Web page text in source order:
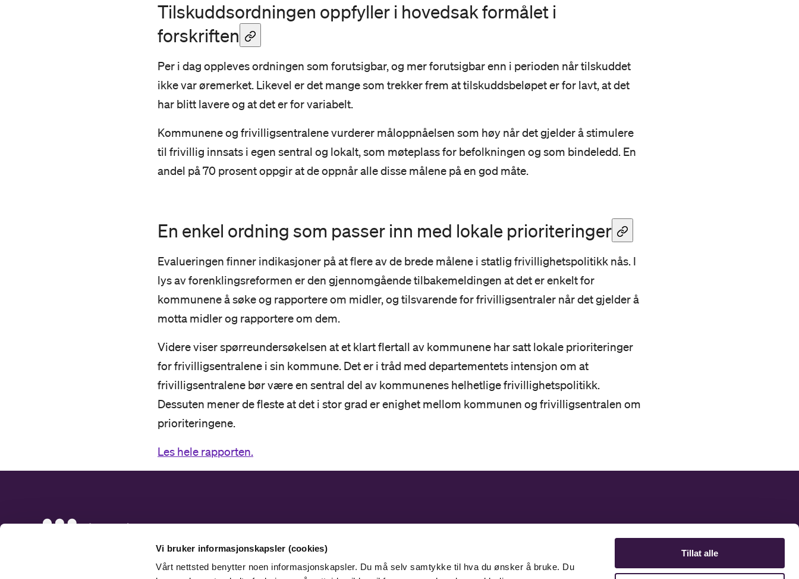
Vi bruker informasjonskapsler (cookies)
Vårt nettsted benytter noen informasjonskapsler. Du må selv samtykke til hva du ønsker å bruke. Du
Tillat alle
Tilskuddsordningen oppfyller i hovedsak formålet i
forskriften
Per i dag oppleves ordningen som forutsigbar, og mer forutsigbar enn i perioden når tilskuddet
ikke var øremerket. Likevel er det mange som trekker frem at tilskuddsbeløpet er for lavt, at det
har blitt lavere og at det er for variabelt.
Kommunene og frivilligsentralene vurderer måloppnåelsen som høy når det gjelder å stimulere
til frivillig innsats i egen sentral og lokalt, som møteplass for befolkningen og som bindeledd. En
andel på 70 prosent oppgir at de oppnår alle disse målene på en god måte.
En enkel ordning som passer inn med lokale prioriteringer
Evalueringen finner indikasjoner på at flere av de brede målene i statlig frivillighetspolitikk nås. I
lys av forenklingsreformen er den gjennomgående tilbakemeldingen at det er enkelt for
kommunene å søke og rapportere om midler, og tilsvarende for frivilligsentraler når det gjelder å
motta midler og rapportere om dem.
Videre viser spørreundersøkelsen at et klart flertall av kommunene har satt lokale prioriteringer
for frivilligsentralene i sin kommune. Det er i tråd med departementets intensjon om at
frivilligsentralene bør være en sentral del av kommunenes helhetlige frivillighetspolitikk.
Dessuten mener de fleste at det i stor grad er enighet mellom kommunen og frivilligsentralen om
prioriteringene.
Les hele rapporten.
Adresse
Storehagen 1B, Postboks 800
6805 Førde
Kontaktinformasjon